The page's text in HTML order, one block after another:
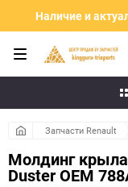
Наличие и
Запчасти Renault
Молдинг
Duster OEM